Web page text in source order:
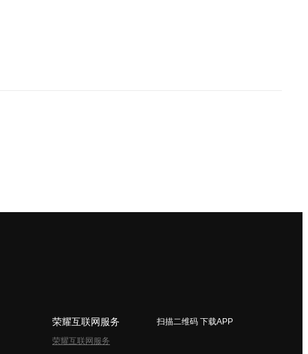
荣耀互联网服务
荣耀互联网服务
扫描二维码 下载APP